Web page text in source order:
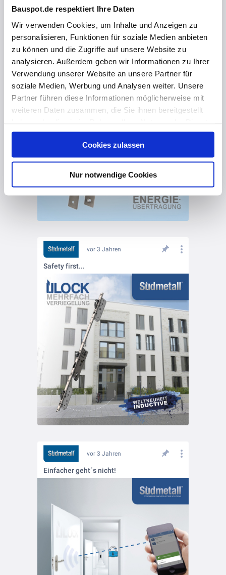
Bauspot.de respektiert Ihre Daten
Wir verwenden Cookies, um Inhalte und Anzeigen zu
personalisieren, Funktionen für soziale Medien anbieten
zu können und die Zugriffe auf unsere Website zu
analysieren. Außerdem geben wir Informationen zu Ihrer
Verwendung unserer Website an unsere Partner für
soziale Medien, Werbung und Analysen weiter. Unsere
Partner führen diese Informationen möglicherweise mit
weiteren Daten zusammen, die Sie ihnen bereitgestellt
gesammelt haben. Hier finden Sie Informationen zum
und unserImpressum.
Cookies zulassen
Nur notwendige Cookies
vor 3 Jahren
ÜLock-B Inductive 🚪
vor 3 Jahren
Safety first...
vor 3 Jahren
Einfacher geht´s nicht!